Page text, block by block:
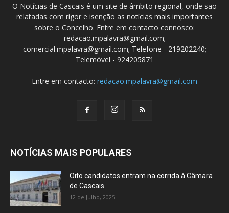
O Notícias de Cascais é um site de âmbito regional, onde são
relatadas com rigor e isenção as notícias mais importantes
sobre o Concelho. Entre em contacto connosco:
redacao.mpalavra@gmail.com;
comercial.mpalavra@gmail.com; Telefone - 219202240;
Telemóvel - 924205871
Entre em contacto: redacao.mpalavra@gmail.com
NOTÍCIAS MAIS POPULARES
Oito candidatos entram na corrida à Câmara
de Cascais
12 de Julho, 2025